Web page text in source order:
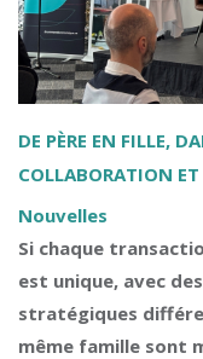
DE PÈRE EN FILLE,
COLLABORATION ET
Nouvelles
Si chaque
est unique, avec
stratégiques
même famille sont